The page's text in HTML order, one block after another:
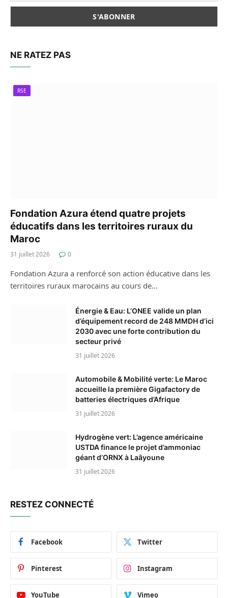
NE RATEZ PAS
RSE
Fondation Azura étend quatre projets
éducatifs dans les territoires ruraux du
Maroc
31 juillet 2026 0
Fondation Azura a renforcé son action éducative dans les
territoires ruraux marocains au cours de…
Énergie & Eau: L’ONEE valide un plan
d’équipement record de 248 MMDH d’ici
2030 avec une forte contribution du
secteur privé
31 juillet 2026
Automobile & Mobilité verte: Le Maroc
accueille la première Gigafactory de
batteries électriques d’Afrique
31 juillet 2026
Hydrogène vert: L’agence américaine
USTDA finance le projet d’ammoniac
géant d’ORNX à Laâyoune
31 juillet 2026
RESTEZ CONNECTÉ
Facebook Twitter
Pinterest Instagram
YouTube Vimeo